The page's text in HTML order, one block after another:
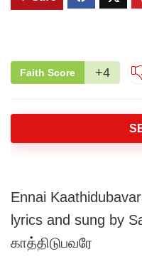
Faith Score +4
Ennai
lyrics and sung by
காத்திடுபவரே